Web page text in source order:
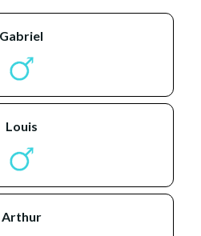
gabriel
louis
arthur